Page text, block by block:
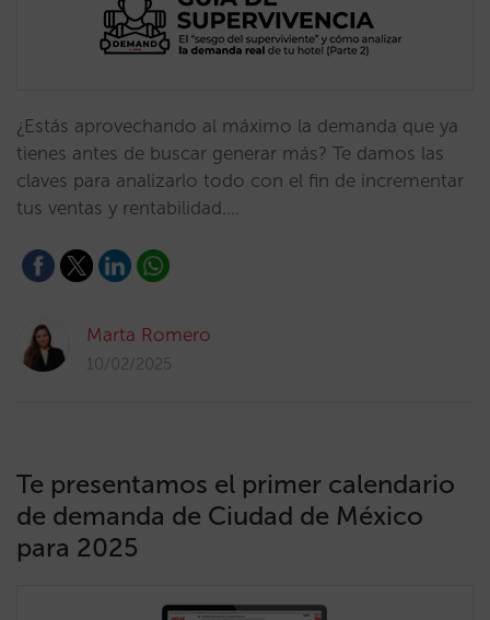
¿Estás aprovechando al máximo la demanda que ya
tienes antes de buscar generar más? Te damos las
claves para analizarlo todo con el fin de incrementar
tus ventas y rentabilidad.…
Marta Romero
10/02/2025
Te presentamos el primer calendario
de demanda de Ciudad de México
para 2025